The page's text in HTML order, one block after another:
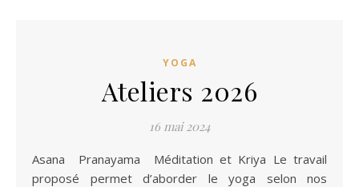
YOGA
Ateliers 2026
16 mai 2024
Asana Pranayama Méditation et Kriya Le travail
proposé permet d’aborder le yoga selon nos